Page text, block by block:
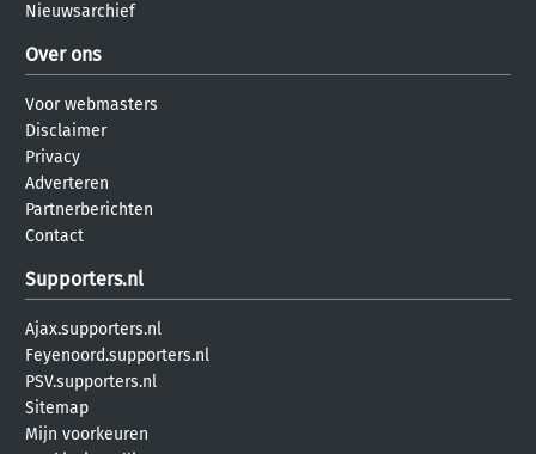
Nieuwsarchief
Over ons
Voor webmasters
Disclaimer
Privacy
Adverteren
Partnerberichten
Contact
Supporters.nl
Ajax.supporters.nl
Feyenoord.supporters.nl
PSV.supporters.nl
Sitemap
Mijn voorkeuren